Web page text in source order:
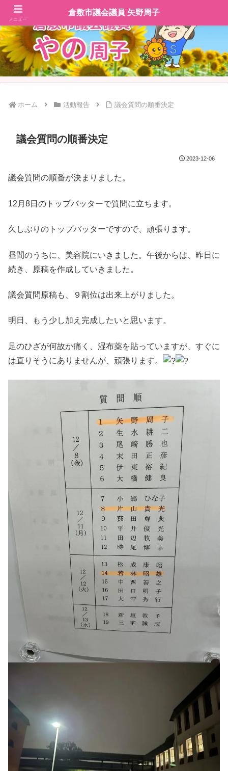
ホーム 活動報告 議会質問の順番決定
議会質問の順番決定
2023-12-06
議会質問の順番が決まりました。
12月8日のトップバッターで質問に立ちます。
久しぶりのトップバッターですので、頑張ります。
昼間のうちに、美容院にいきました。午後からは、昨日に
続き、原稿を作成していきました。
議会質問原稿も、９割位は出来上がりました。
明日、もう少し加え完成したいと思います。
足のひざが何故か痛く、湿布薬を貼っていますが、すぐに
は直りそうにありませんが、頑張ります。
メニュー
倉敷市議会議員 矢野周子